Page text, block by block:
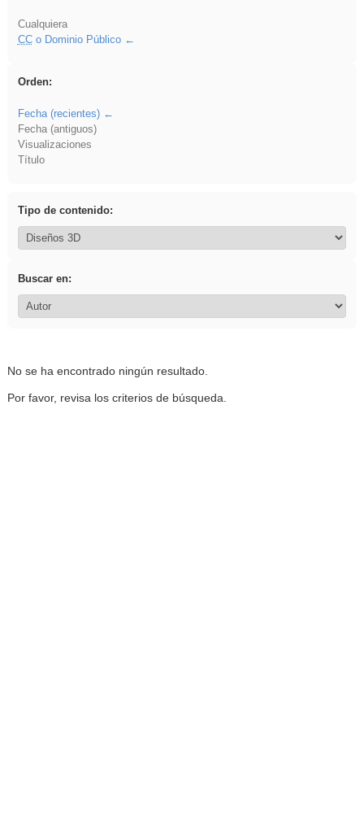
Cualquiera
CCo Dominio Público
Orden:
Fecha (recientes)
Fecha (antiguos)
Visualizaciones
Título
Tipo de contenido:
Buscar en:
No se ha encontrado ningún resultado.
Por favor, revisa los criterios de búsqueda.